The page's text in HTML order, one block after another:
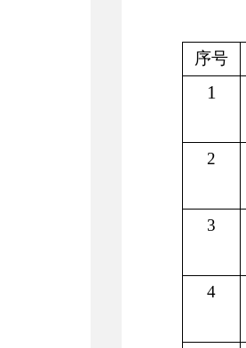
序号
1
2
3
4